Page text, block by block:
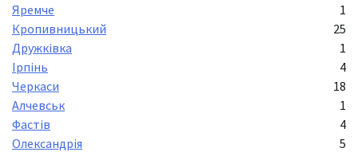
Яремче
1
Кропивницький
25
Дружківка
1
Ірпінь
4
Черкаси
18
Алчевськ
1
Фастів
4
Олександрія
5